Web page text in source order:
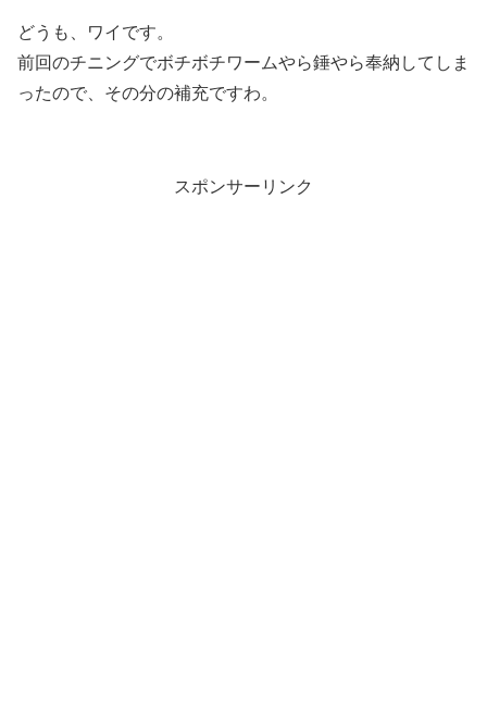
どうも、ワイです。
前回のチニングでボチボチワームやら錘やら奉納してしま
ったので、その分の補充ですわ。
スポンサーリンク